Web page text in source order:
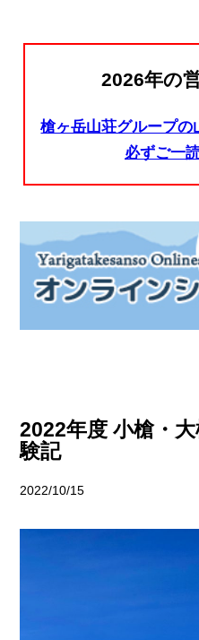
2026年の
槍ヶ岳山荘グループの
必ずご一
2022年度 小槍・
験記
2022/10/15